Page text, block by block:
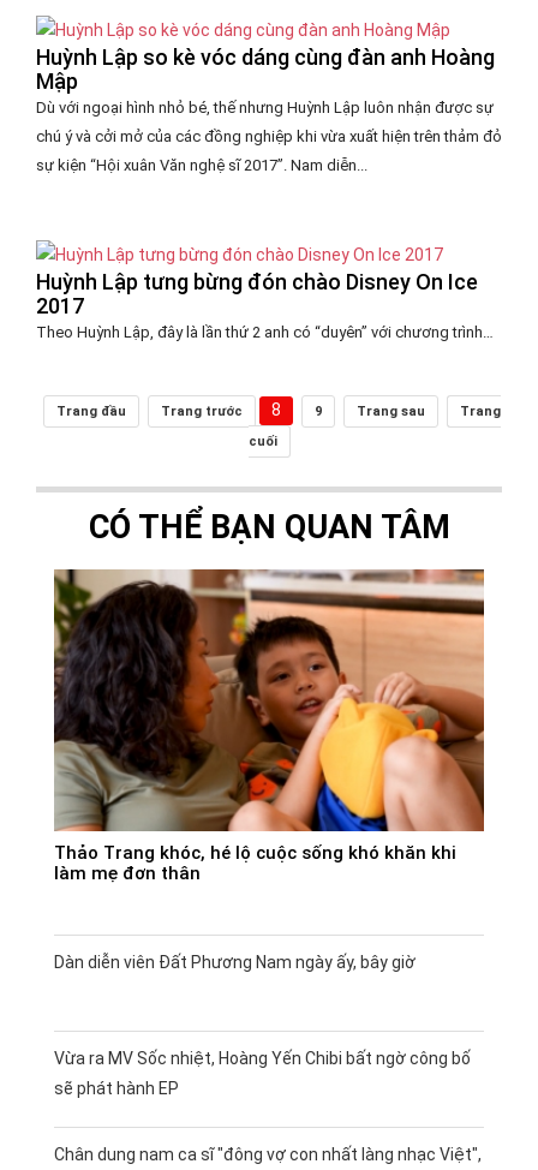
Huỳnh Lập so kè vóc dáng cùng đàn anh Hoàng
Mập
Dù với ngoại hình nhỏ bé, thế nhưng Huỳnh Lập luôn nhận được sự
chú ý và cởi mở của các đồng nghiệp khi vừa xuất hiện trên thảm đỏ
sự kiện “Hội xuân Văn nghệ sĩ 2017”. Nam diễn...
Huỳnh Lập tưng bừng đón chào Disney On Ice
2017
Theo Huỳnh Lập, đây là lần thứ 2 anh có “duyên” với chương trình…
Trang đầu Trang trước 8 9 Trang sau
Trang
cuối
CÓ THỂ BẠN QUAN TÂM
Thảo Trang khóc, hé lộ cuộc sống khó khăn khi
làm mẹ đơn thân
Dàn diễn viên Đất Phương Nam ngày ấy, bây giờ
Vừa ra MV Sốc nhiệt, Hoàng Yến Chibi bất ngờ công bố
sẽ phát hành EP
Chân dung nam ca sĩ "đông vợ con nhất làng nhạc Việt",